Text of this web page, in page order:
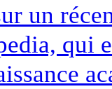
un
qui